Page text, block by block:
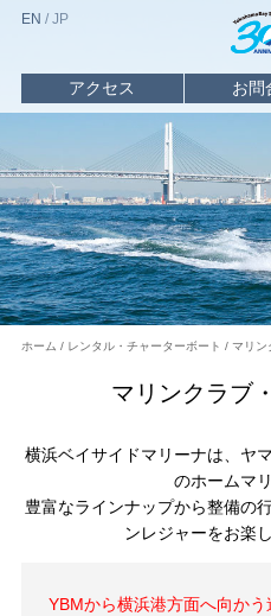
トップ
海遊び情報
レンタル・チャーター
イベント
アクセス お問
EN / J P
ホーム レンタル・チャーターボート マリン
マリンクラブ
横浜ベイサイドマリーナは、ヤ
のホームマ
豊富なラインナップから整備の
ンレジャーをお楽
YBMから横浜港方面へ向か